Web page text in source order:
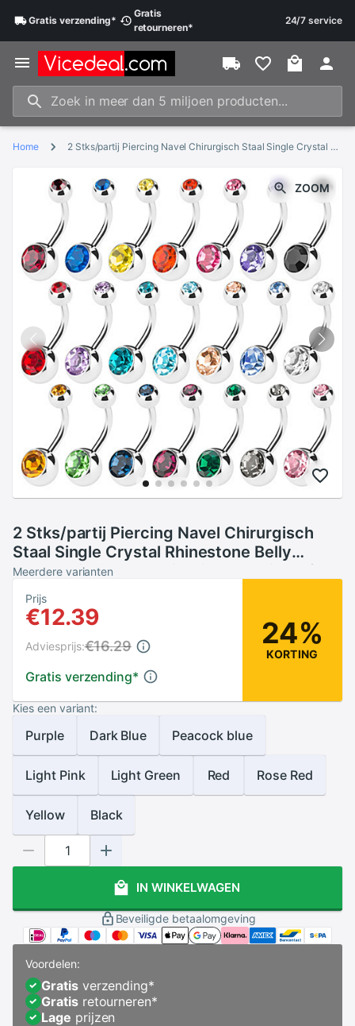
Gratisverzending*
Gratis
retourneren*
24/7 service
Home 2 Stks/partij Piercing Navel Chirurgisch Staal Single Crystal Rhinestone Belly Button Rings Navel Piercing Ombligo 5/8 Mm Bal nombril
ZOOM
2 Stks/partij Piercing Navel Chirurgisch
Staal Single Crystal Rhinestone Belly
Button Rings Navel Piercing Ombligo 5/8
Mm Bal nombril
Meerdere varianten
Prijs
€12.39
Gratis verzending*
Adviesprijs:€16.29 24%
KORTING
Kies een variant:
Purple Dark Blue Peacock blue
Light Pink Light Green Red Rose Red
Yellow Black
IN WINKELWAGEN
Beveiligde betaalomgeving
Voordelen:
Gratisverzending*
Gratisretourneren*
Lage prijzen